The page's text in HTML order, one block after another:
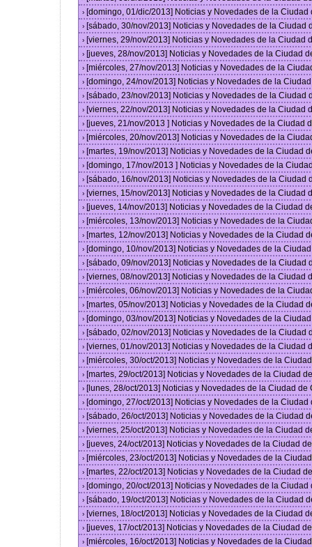
› [domingo, 01/dic/2013] Noticias y Novedades de la
› [sábado, 30/nov/2013] Noticias y Novedades de la Ciudad
› [viernes, 29/nov/2013] Noticias y Novedades de la Ciudad
› [jueves, 28/nov/2013] Noticias y Novedades de la Ciudad
› [miércoles, 27/nov/2013] Noticias y Novedades de la
› [domingo, 24/nov/2013] Noticias y Novedades de la
› [sábado, 23/nov/2013] Noticias y Novedades de la Ciudad
› [viernes, 22/nov/2013] Noticias y Novedades de la Ciudad
› [jueves, 21/nov/2013 ] Noticias y Novedades de la Ciudad
› [miércoles, 20/nov/2013] Noticias y Novedades de la
› [martes, 19/nov/2013] Noticias y Novedades de la Ciudad
› [domingo, 17/nov/2013 ] Noticias y Novedades de la
› [sábado, 16/nov/2013] Noticias y Novedades de la Ciudad
› [viernes, 15/nov/2013] Noticias y Novedades de la Ciudad
› [jueves, 14/nov/2013] Noticias y Novedades de la Ciudad
› [miércoles, 13/nov/2013] Noticias y Novedades de la
› [martes, 12/nov/2013] Noticias y Novedades de la Ciudad
› [domingo, 10/nov/2013] Noticias y Novedades de la
› [sábado, 09/nov/2013] Noticias y Novedades de la Ciudad
› [viernes, 08/nov/2013] Noticias y Novedades de la Ciudad
› [miércoles, 06/nov/2013] Noticias y Novedades de la
› [martes, 05/nov/2013] Noticias y Novedades de la Ciudad
› [domingo, 03/nov/2013] Noticias y Novedades de la
› [sábado, 02/nov/2013] Noticias y Novedades de la Ciudad
› [viernes, 01/nov/2013] Noticias y Novedades de la Ciudad
› [miércoles, 30/oct/2013] Noticias y Novedades de la
› [martes, 29/oct/2013] Noticias y Novedades de la Ciudad
› [lunes, 28/oct/2013] Noticias y Novedades de la Ciudad de
› [domingo, 27/oct/2013] Noticias y Novedades de la
› [sábado, 26/oct/2013] Noticias y Novedades de la Ciudad
› [viernes, 25/oct/2013] Noticias y Novedades de la Ciudad
› [jueves, 24/oct/2013] Noticias y Novedades de la Ciudad
› [miércoles, 23/oct/2013] Noticias y Novedades de la
› [martes, 22/oct/2013] Noticias y Novedades de la Ciudad
› [domingo, 20/oct/2013] Noticias y Novedades de la
› [sábado, 19/oct/2013] Noticias y Novedades de la Ciudad
› [viernes, 18/oct/2013] Noticias y Novedades de la Ciudad
› [jueves, 17/oct/2013] Noticias y Novedades de la Ciudad
› [miércoles, 16/oct/2013] Noticias y Novedades de la